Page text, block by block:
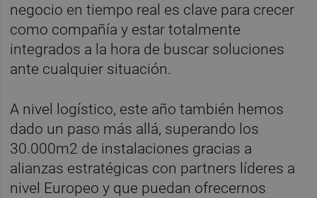
negocio en tiempo real es clave para crecer
como compañía y estar totalmente
integrados a la hora de buscar soluciones
ante cualquier situación.
A nivel logístico, este año también hemos
dado un paso más allá, superando los
30.000m2 de instalaciones gracias a
alianzas estratégicas con partners líderes a
nivel Europeo y que puedan ofrecernos